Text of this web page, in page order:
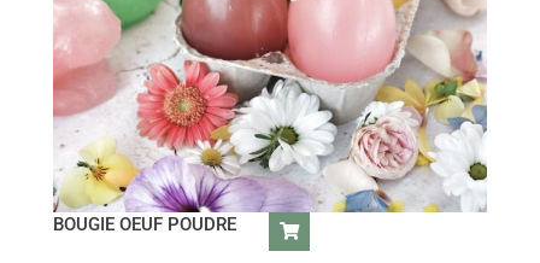
BOUGIE OEUF POUDRE